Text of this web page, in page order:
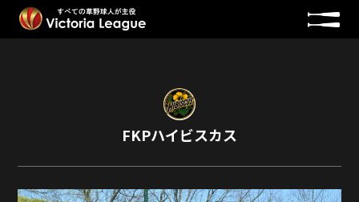
FKPハイビスカス